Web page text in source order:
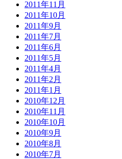
2011年11月
2011年10月
2011年9月
2011年7月
2011年6月
2011年5月
2011年4月
2011年2月
2011年1月
2010年12月
2010年11月
2010年10月
2010年9月
2010年8月
2010年7月